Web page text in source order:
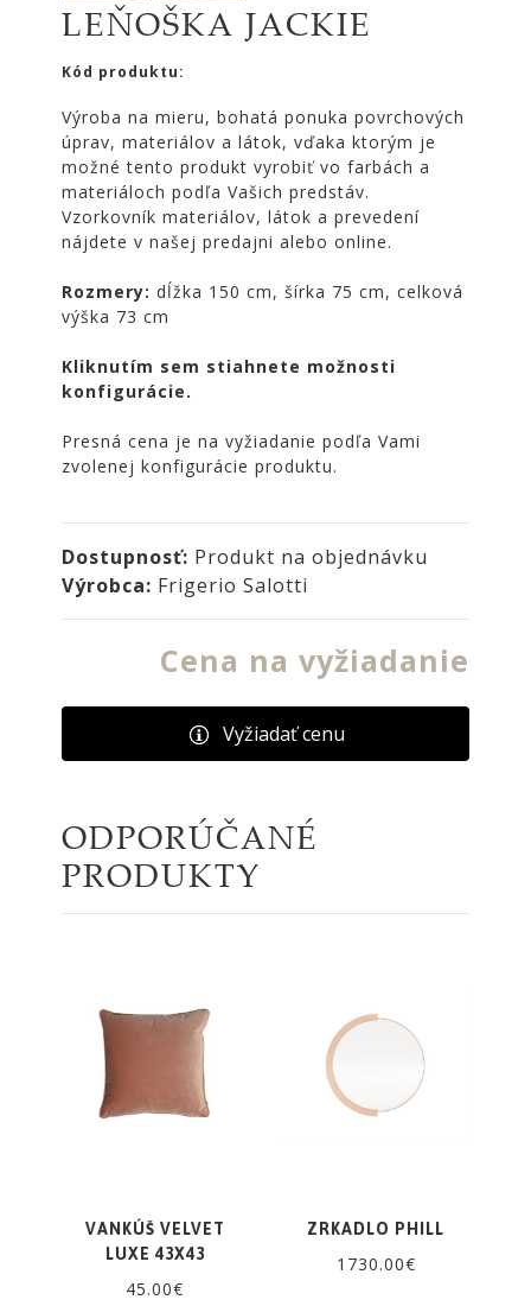
DOPLNKY
NÁBYTOK
VÔNE
SVIEČKY
CÔTE
NOIRE
dlažby
CONCORDE
KATALÓGY
VZORKOVNÍK
LEŇOŠKA JACKIE
Kód produktu:
Výroba na mieru, bohatá ponuka povrchových
úprav, materiálov a látok, vďaka ktorým je
možné tento produkt vyrobiť vo farbách a
materiáloch podľa Vašich predstáv.
Vzorkovník materiálov, látok a prevedení
nájdete v našej predajni alebo online.
Rozmery: dĺžka 150 cm, šírka 75 cm, celková
výška 73 cm
Kliknutím sem stiahnete možnosti
konfigurácie.
Presná cena je na vyžiadanie podľa Vami
zvolenej konfigurácie produktu.
Dostupnosť: Produkt na objednávku
Výrobca: Frigerio Salotti
Cena na vyžiadanie
Vyžiadať cenu
ODPORÚČANÉ
PRODUKTY
VANKÚŠ VELVET
LUXE 43X43
45.00€
ZRKADLO PHILL
1730.00€